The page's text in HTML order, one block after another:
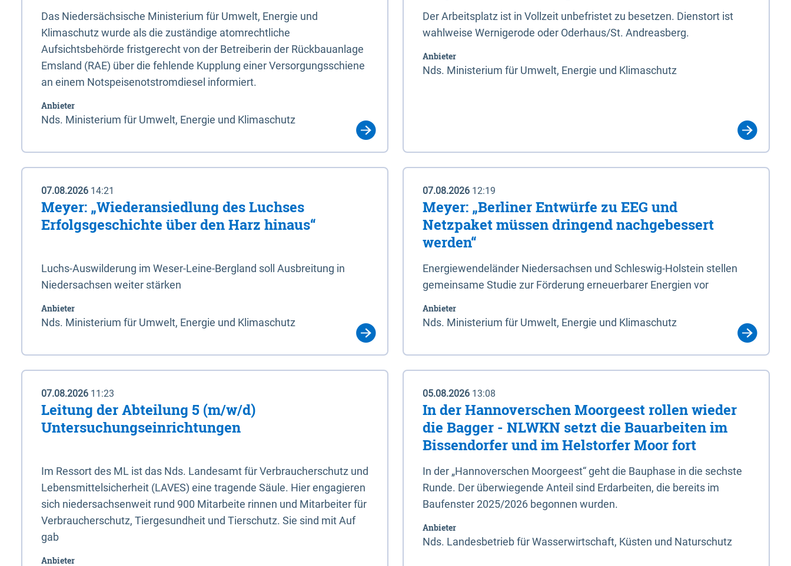
Das Niedersächsische Ministerium für Umwelt, Energie und
Klimaschutz wurde als die zuständige atomrechtliche
Aufsichtsbehörde fristgerecht von der Betreiberin der Rückbauanlage
Emsland (RAE) über die fehlende Kupplung einer Versorgungsschiene
an einem Notspeisenotstromdiesel informiert.
Anbieter
Nds. Ministerium für Umwelt, Energie und Klimaschutz
Der Arbeitsplatz ist in Vollzeit unbefristet zu besetzen. Dienstort ist
wahlweise Wernigerode oder Oderhaus/St. Andreasberg.
Anbieter
Nds. Ministerium für Umwelt, Energie und Klimaschutz
07.08.2026 14:21
Meyer: „Wiederansiedlung des Luchses
Erfolgsgeschichte über den Harz hinaus“
Luchs-Auswilderung im Weser-Leine-Bergland soll Ausbreitung in
Niedersachsen weiter stärken
Anbieter
Nds. Ministerium für Umwelt, Energie und Klimaschutz
07.08.2026 12:19
Meyer: „Berliner Entwürfe zu EEG und
Netzpaket müssen dringend nachgebessert
werden“
Energiewendeländer Niedersachsen und Schleswig-Holstein stellen
gemeinsame Studie zur Förderung erneuerbarer Energien vor
Anbieter
Nds. Ministerium für Umwelt, Energie und Klimaschutz
07.08.2026 11:23
Leitung der Abteilung 5 (m/w/d)
Untersuchungseinrichtungen
Im Ressort des ML ist das Nds. Landesamt für Verbraucherschutz und
Lebensmittelsicherheit (LAVES) eine tragende Säule. Hier engagieren
sich niedersachsenweit rund 900 Mitarbeite rinnen und Mitarbeiter für
Verbraucherschutz, Tiergesundheit und Tierschutz. Sie sind mit Auf
gab
Anbieter
05.08.2026 13:08
In der Hannoverschen Moorgeest rollen wieder
die Bagger - NLWKN setzt die Bauarbeiten im
Bissendorfer und im Helstorfer Moor fort
In der „Hannoverschen Moorgeest“ geht die Bauphase in die sechste
Runde. Der überwiegende Anteil sind Erdarbeiten, die bereits im
Baufenster 2025/2026 begonnen wurden.
Anbieter
Nds. Landesbetrieb für Wasserwirtschaft, Küsten und Naturschutz